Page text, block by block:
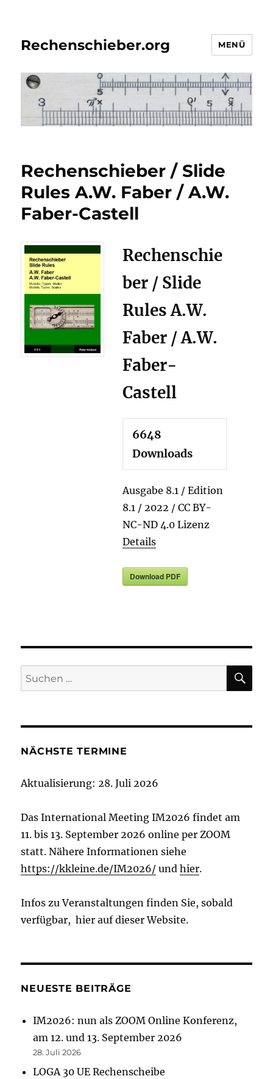
Rechenschieber.org MENÜ
Rechenschieber / Slide
Rules A.W. Faber / A.W.
Faber-Castell
Rechenschie
ber / Slide
Rules A.W.
Faber / A.W.
Faber-
Castell
6648
Downloads
Ausgabe 8.1 / Edition
8.1 / 2022 / CC BY-
NC-ND 4.0 Lizenz
Details
Download PDF
Suchen
nach:
NÄCHSTE TERMINE
Aktualisierung: 28. Juli 2026
Das International Meeting IM2026 findet am
11. bis 13. September 2026 online per ZOOM
statt. Nähere Informationen siehe
https://kkleine.de/IM2026/ undhier.
Infos zu Veranstaltungen finden Sie, sobald
verfügbar, hier auf dieser Website.
NEUESTE BEITRÄGE
IM2026: nun als ZOOM Online Konferenz,
am 12. und 13. September 2026
28. Juli 2026
LOGA 30 UE Rechenscheibe